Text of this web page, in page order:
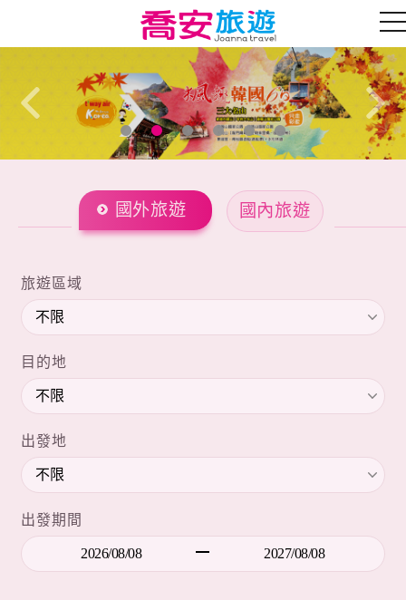
往前 往後
國外旅遊 國內旅遊
旅遊區域
目的地
出發地
出發期間